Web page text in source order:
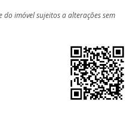
imóvel sujeitos a alterações sem